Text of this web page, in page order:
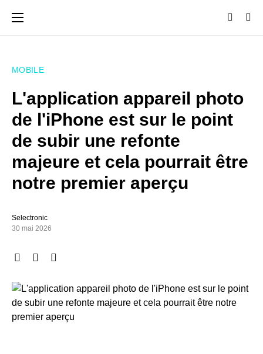
MOBILE
L'application appareil photo
de l'iPhone est sur le point
de subir une refonte
majeure et cela pourrait être
notre premier aperçu
Selectronic
30 mai 2026